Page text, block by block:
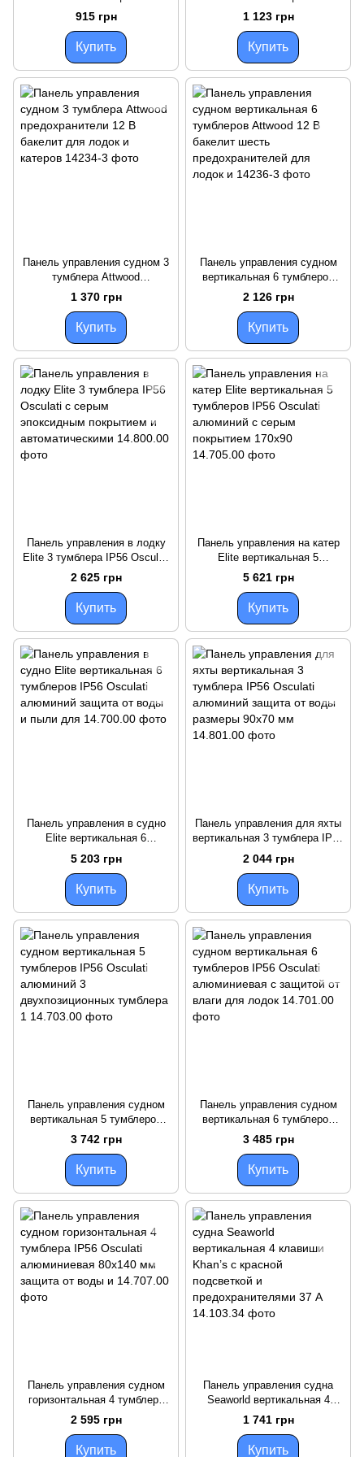
Attwood 10 А питание 6-32 В
для лодок и катеров
915 грн
Купить
Attwood авто/выкл/ручной
режим питание 6-32 В 10 А
1 123 грн
Купить
Панель управления судном 3
тумблера Attwood
предохранители 12 В бакелит
для лодок и катеров
1 370 грн
Купить
Панель управления судном
вертикальная 6 тумблеров
Attwood 12 В бакелит шесть
предохранителей для лодок и
2 126 грн
Купить
Панель управления в лодку
Elite 3 тумблера IP56 Osculati
с серым эпоксидным
покрытием и автоматическими
2 625 грн
Купить
Панель управления на катер
Elite вертикальная 5
тумблеров IP56 Osculati
алюминий с серым покрытием
170x90
5 621 грн
Купить
Панель управления в судно
Elite вертикальная 6
тумблеров IP56 Osculati
алюминий защита от воды и
пыли для
5 203 грн
Купить
Панель управления для яхты
вертикальная 3 тумблера IP56
Osculati алюминий защита от
воды размеры 90x70 мм
2 044 грн
Купить
Панель управления судном
вертикальная 5 тумблеров
IP56 Osculati алюминий 3
двухпозиционных тумблера 1
3 742 грн
Купить
Панель управления судном
вертикальная 6 тумблеров
IP56 Osculati алюминиевая с
защитой от влаги для лодок
3 485 грн
Купить
Панель управления судном
горизонтальная 4 тумблера
IP56 Osculati алюминиевая
80x140 мм защита от воды и
2 595 грн
Купить
Панель управления судна
Seaworld вертикальная 4
клавиши Khan’s с красной
подсветкой и
предохранителями 37 А
1 741 грн
Купить